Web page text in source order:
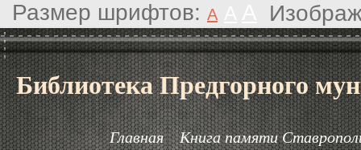
Размер шрифтов: A
Библиотека Предгорного
Главная Книга памяти